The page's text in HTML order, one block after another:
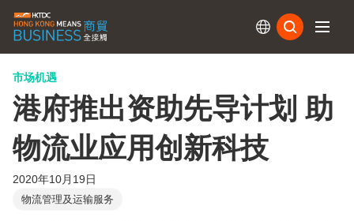
市场机遇
港府推出资助先导计划 助
物流业应用创新科技
2020年10月19日
物流管理及运输服务